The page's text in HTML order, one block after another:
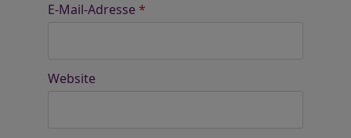
E-Mail-Adresse *
Website